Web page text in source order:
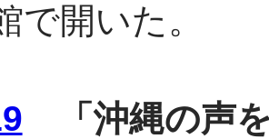
で開いた。
「沖縄の声